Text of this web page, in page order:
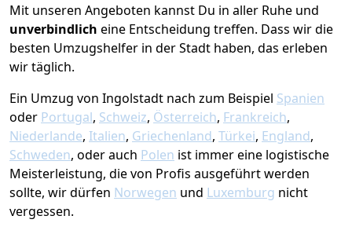
Mit unseren Angeboten kannst Du in aller Ruhe und
unverbindlich eine Entscheidung treffen. Dass wir die
besten Umzugshelfer in der Stadt haben, das erleben
wir täglich.
Ein Umzug von Ingolstadt nach zum Beispiel Spanien
oder Portugal, Schweiz, Österreich, Frankreich,
Niederlande, Italien, Griechenland, Türkei, England,
Schweden, oder auch Polen ist immer eine logistische
Meisterleistung, die von Profis ausgeführt werden
sollte, wir dürfen Norwegen und Luxemburg nicht
vergessen.